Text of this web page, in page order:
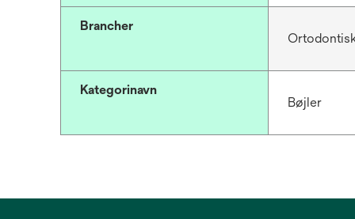
Brancher
Kategorinavn
Bøjler